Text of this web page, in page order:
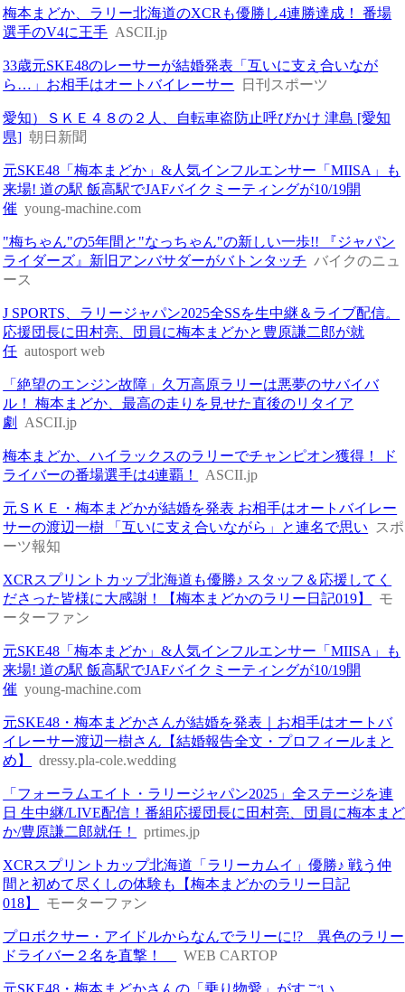
梅本まどか、ラリー北海道のXCRも優勝し4連勝達成！ 番場
選手のV4に王手 ASCII.jp
33歳元SKE48のレーサーが結婚発表「互いに支え合いなが
ら…」お相手はオートバイレーサー
日刊スポーツ
愛知）ＳＫＥ４８の２人、自転車盗防止呼びかけ 津島 [愛知
県] 朝日新聞
元SKE48「梅本まどか」&人気インフルエンサー「MIISA」も
来場! 道の駅 飯高駅でJAFバイクミーティングが10/19開
催 young-machine.com
"梅ちゃん"の5年間と"なっちゃん"の新しい一歩!! 『ジャパン
ライダーズ』新旧アンバサダーがバトンタッチ バイクのニュ
ース
J SPORTS、ラリージャパン2025全SSを生中継＆ライブ配信。
応援団長に田村亮、団員に梅本まどかと豊原謙二郎が就
任 autosport web
「絶望のエンジン故障」久万高原ラリーは悪夢のサバイバ
ル！ 梅本まどか、最高の走りを見せた直後のリタイア
劇
ASCII.jp
梅本まどか、ハイラックスのラリーでチャンピオン獲得！ ド
ライバーの番場選手は4連覇！
ASCII.jp
元ＳＫＥ・梅本まどかが結婚を発表 お相手はオートバイレー
サーの渡辺一樹 「互いに支え合いながら」と連名で思い
スポ
ーツ報知
XCRスプリントカップ北海道も優勝♪ スタッフ＆応援してく
ださった皆様に大感謝！【梅本まどかのラリー日記019】
モ
ーターファン
元SKE48「梅本まどか」&人気インフルエンサー「MIISA」も
来場! 道の駅 飯高駅でJAFバイクミーティングが10/19開
催 young-machine.com
元SKE48・梅本まどかさんが結婚を発表｜お相手はオートバ
イレーサー渡辺一樹さん【結婚報告全文・プロフィールまと
め】
dressy.pla-cole.wedding
「フォーラムエイト・ラリージャパン2025」全ステージを連
日 生中継/LIVE配信！番組応援団長に田村亮、団員に梅本まど
か/豊原謙二郎就任！
prtimes.jp
XCRスプリントカップ北海道「ラリーカムイ」優勝♪ 戦う仲
間と初めて尽くしの体験も【梅本まどかのラリー日記
018】
モーターファン
プロボクサー・アイドルからなんでラリーに!? 異色のラリー
ドライバー２名を直撃！
WEB CARTOP
元SKE48・梅本まどかさんの「乗り物愛」がすごい。